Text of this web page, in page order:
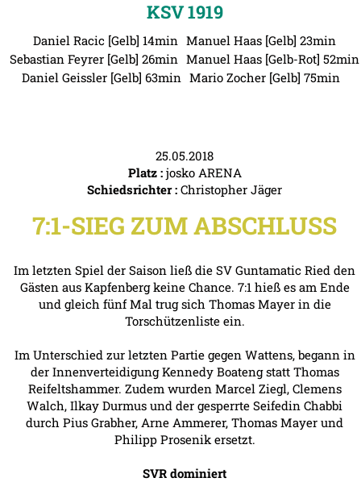
KSV 1919
Daniel Racic [Gelb] 14min Manuel Haas [Gelb] 23min
Sebastian Feyrer [Gelb] 26min Manuel Haas [Gelb-Rot] 52min
Daniel Geissler [Gelb] 63min Mario Zocher [Gelb] 75min
25.05.2018
Platz : josko ARENA
Schiedsrichter : Christopher Jäger
7:1-SIEG ZUM ABSCHLUSS
Im letzten Spiel der Saison ließ die SV Guntamatic Ried den
Gästen aus Kapfenberg keine Chance. 7:1 hieß es am Ende
und gleich fünf Mal trug sich Thomas Mayer in die
Torschützenliste ein.
Im Unterschied zur letzten Partie gegen Wattens, begann in
der Innenverteidigung Kennedy Boateng statt Thomas
Reifeltshammer. Zudem wurden Marcel Ziegl, Clemens
Walch, Ilkay Durmus und der gesperrte Seifedin Chabbi
durch Pius Grabher, Arne Ammerer, Thomas Mayer und
Philipp Prosenik ersetzt.
SVR dominiert